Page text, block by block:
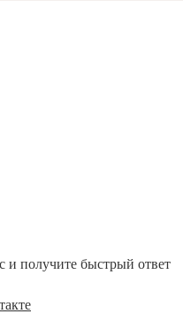
и получите быстрый ответ